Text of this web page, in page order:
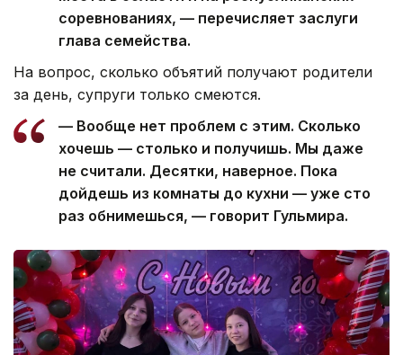
соревнованиях, — перечисляет заслуги
глава семейства.
На вопрос, сколько объятий получают родители
за день, супруги только смеются.
— Вообще нет проблем с этим. Сколько
хочешь — столько и получишь. Мы даже
не считали. Десятки, наверное. Пока
дойдешь из комнаты до кухни — уже сто
раз обнимешься, — говорит Гульмира.